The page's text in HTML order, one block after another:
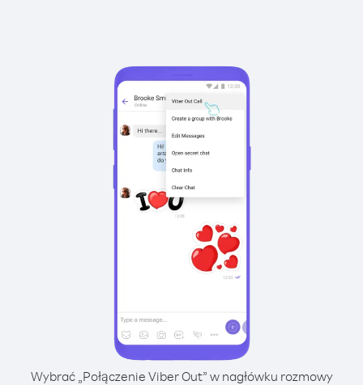
Wybrać „Połączenie Viber Out” w nagłówku rozmowy